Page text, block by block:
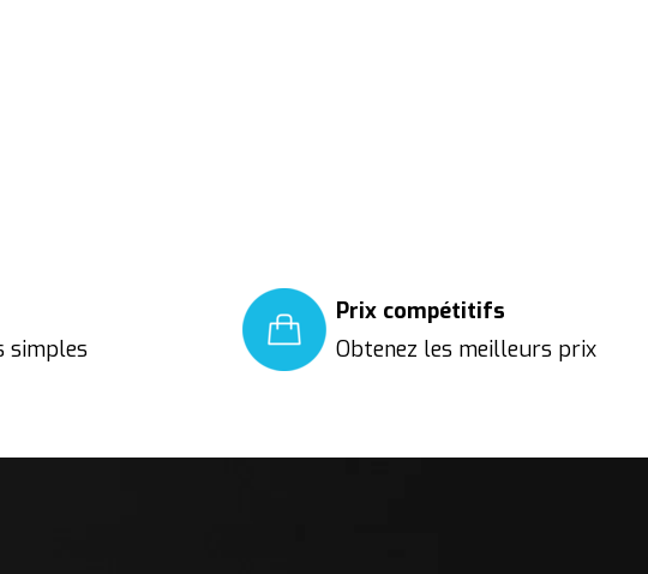
simples
Prix compétitifs
Obtenez les meilleurs prix